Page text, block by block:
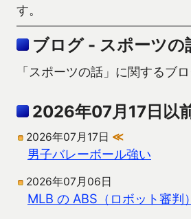
す。
ブログ - スポーツの
「スポーツの話」に関するブロ
2026年07月17日以
2026年07月17日 ≪
男子バレーボール強い
2026年07月06日
MLB の ABS（ロボット審判）